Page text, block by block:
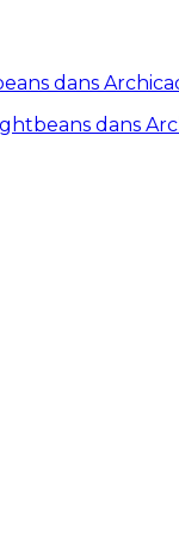
dans
dans